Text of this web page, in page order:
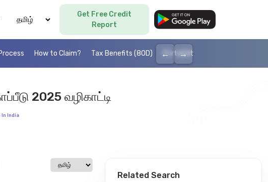
Select Language
Get Free Credit
Report
How to Claim? Tax Benefits (80D) Portability
← →
2025 வழிகாட்டி
In India
Select language
Related Search